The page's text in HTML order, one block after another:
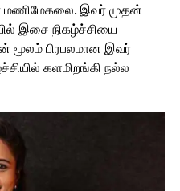
மணிமேகலை. இவர் முதன்
இசை நிகழ்ச்சியை
மூலம் பிரபலமான இவர்
களமிறங்கி நல்ல